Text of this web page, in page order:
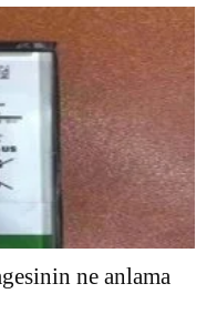
ne anlama